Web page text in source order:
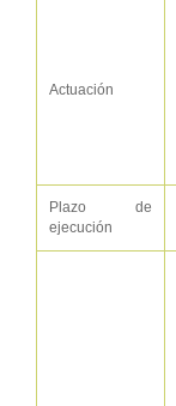
Actuación
Plazo de
ejecución